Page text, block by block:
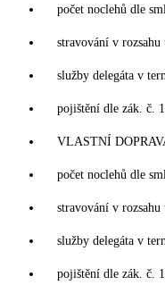
počet noclehů dle
stravování v
služby delegáta v
pojištění dle zák. č.
VLASTNÍ
počet noclehů dle
stravování v
služby delegáta v
pojištění dle zák. č.